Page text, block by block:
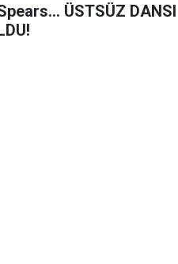
ÜSTSÜZ DANSI